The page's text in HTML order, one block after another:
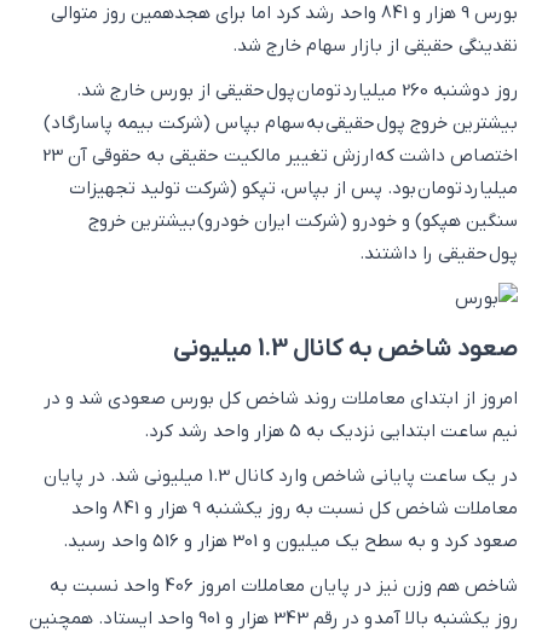
بورس 9 هزار و 841 واحد رشد کرد اما برای هجدهمین روز متوالی
نقدینگی حقیقی از بازار سهام خارج شد.
روز دوشنبه 260 میلیارد تومان پول حقیقی از بورس خارج شد.
بیشترین خروج پول حقیقی به سهام بپاس (شرکت بیمه پاسارگاد)
اختصاص داشت که ارزش تغییر مالکیت حقیقی به حقوقی آن 23
میلیارد تومان بود. پس از بپاس، تپکو (شرکت تولید تجهیزات
سنگین هپکو) و خودرو (شرکت ایران خودرو) بیشترین خروج
پول حقیقی را داشتند.
صعود شاخص‌ به کانال 1.3 میلیونی
امروز از ابتدای معاملات روند شاخص کل بورس صعودی شد و در
نیم ساعت ابتدایی نزدیک به 5 هزار واحد رشد کرد.
در یک ساعت پایانی شاخص وارد کانال 1.3 میلیونی شد. در پایان
معاملات شاخص کل نسبت به روز یکشنبه 9 هزار و 841 واحد
صعود کرد و به سطح یک میلیون و 301 هزار و 516 واحد رسید.
شاخص هم وزن نیز در پایان معاملات امروز 406 واحد نسبت به
روز یکشنبه بالا آمد و در رقم 343 هزار و 901 واحد ایستاد. همچنین